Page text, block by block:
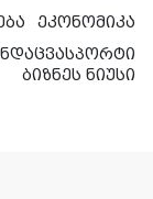
ეკონომიკა
სპორტი
ბიზნეს ნიუსი